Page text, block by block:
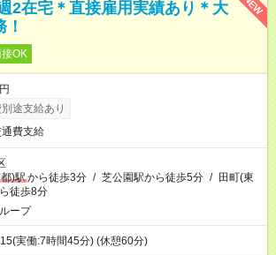
2在宅＊直接雇用実績あり＊大
OK
途支給あり
費支給
)駅から徒歩3分 / 芝公園駅から徒歩5分 / 田町(東
徒歩8分
ープ
実働:7時間45分) (休憩60分)